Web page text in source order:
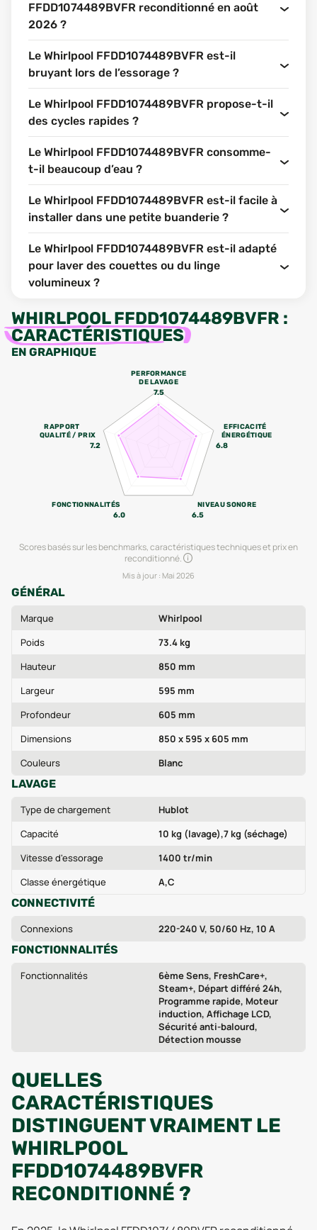
FFDD1074489BVFR reconditionné en août
2026 ?
Le Whirlpool FFDD1074489BVFR est-il
bruyant lors de l’essorage ?
Le Whirlpool FFDD1074489BVFR propose-t-il
des cycles rapides ?
Le Whirlpool FFDD1074489BVFR consomme-
t-il beaucoup d’eau ?
Le Whirlpool FFDD1074489BVFR est-il facile à
installer dans une petite buanderie ?
Le Whirlpool FFDD1074489BVFR est-il adapté
pour laver des couettes ou du linge
volumineux ?
WHIRLPOOL FFDD1074489BVFR :
CARACTÉRISTIQUES
EN GRAPHIQUE
PERFORMANCE
DE LAVAGE
7.5
EFFICACITÉ
ÉNERGÉTIQUE
6.8
NIVEAU SONORE
6.5
FONCTIONNALITÉS
6.0
RAPPORT
QUALITÉ / PRIX
7.2
Scores basés sur les benchmarks, caractéristiques techniques et prix en
reconditionné.
Mis à jour : Mai 2026
GÉNÉRAL
Marque
Whirlpool
Poids
73.4 kg
Hauteur
850 mm
Largeur
595 mm
Profondeur
605 mm
Dimensions
850 x 595 x 605 mm
Couleurs
Blanc
LAVAGE
Type de chargement
Hublot
Capacité
10 kg (lavage),7 kg (séchage)
Vitesse d'essorage
1400 tr/min
Classe énergétique
A,C
CONNECTIVITÉ
Connexions 220-240 V, 50/60 Hz, 10 A
FONCTIONNALITÉS
Fonctionnalités
6ème Sens, FreshCare+,
Steam+, Départ différé 24h,
Programme rapide, Moteur
induction, Affichage LCD,
Sécurité anti-balourd,
Détection mousse
QUELLES
CARACTÉRISTIQUES
DISTINGUENT VRAIMENT LE
WHIRLPOOL
FFDD1074489BVFR
RECONDITIONNÉ ?